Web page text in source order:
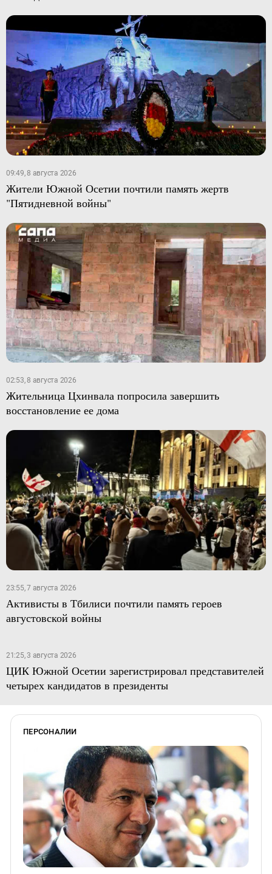
09:49, 8 августа 2026
Жители Южной Осетии почтили память жертв
"Пятидневной войны"
02:53, 8 августа 2026
Жительница Цхинвала попросила завершить
восстановление ее дома
23:55, 7 августа 2026
Активисты в Тбилиси почтили память героев
августовской войны
21:25, 3 августа 2026
ЦИК Южной Осетии зарегистрировал представителей
четырех кандидатов в президенты
ПЕРСОНАЛИИ